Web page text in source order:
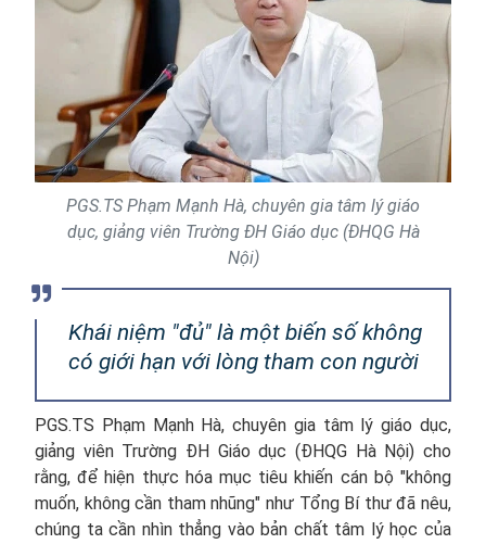
PGS.TS Phạm Mạnh Hà, chuyên gia tâm lý giáo
dục, giảng viên Trường ĐH Giáo dục (ĐHQG Hà
Nội)
Khái niệm "đủ" là một biến số không
có giới hạn với lòng tham con người
PGS.TS Phạm Mạnh Hà, chuyên gia tâm lý giáo dục,
giảng viên Trường ĐH Giáo dục (ĐHQG Hà Nội) cho
rằng, để hiện thực hóa mục tiêu khiến cán bộ "không
muốn, không cần tham nhũng" như Tổng Bí thư đã nêu,
chúng ta cần nhìn thẳng vào bản chất tâm lý học của